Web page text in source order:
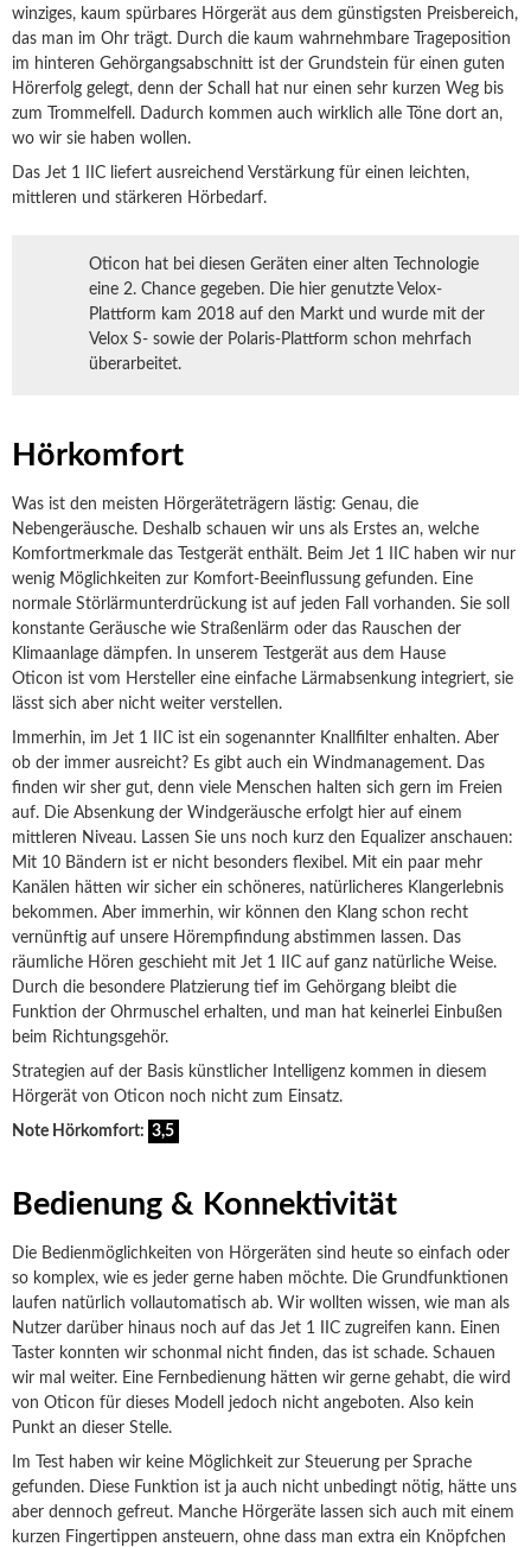
winziges, kaum spürbares Hörgerät aus dem günstigsten Preisbereich,
das man im Ohr trägt. Durch die kaum wahrnehmbare Trageposition
im hinteren Gehörgangsabschnitt ist der Grundstein für einen guten
Hörerfolg gelegt, denn der Schall hat nur einen sehr kurzen Weg bis
zum Trommelfell. Dadurch kommen auch wirklich alle Töne dort an,
wo wir sie haben wollen.
Das Jet 1 IIC liefert ausreichend Verstärkung für einen leichten,
mittleren und stärkeren Hörbedarf.
Oticon hat bei diesen Geräten einer alten Technologie
eine 2. Chance gegeben. Die hier genutzte Velox-
Plattform kam 2018 auf den Markt und wurde mit der
Velox S- sowie der Polaris-Plattform schon mehrfach
überarbeitet.
Hörkomfort
Was ist den meisten Hörgeräteträgern lästig: Genau, die
Nebengeräusche. Deshalb schauen wir uns als Erstes an, welche
Komfortmerkmale das Testgerät enthält. Beim Jet 1 IIC haben wir nur
wenig Möglichkeiten zur Komfort-Beeinflussung gefunden. Eine
normale Störlärmunterdrückung ist auf jeden Fall vorhanden. Sie soll
konstante Geräusche wie Straßenlärm oder das Rauschen der
Klimaanlage dämpfen. In unserem Testgerät aus dem Hause
Oticon ist vom Hersteller eine einfache Lärmabsenkung integriert, sie
lässt sich aber nicht weiter verstellen.
Immerhin, im Jet 1 IIC ist ein sogenannter Knallfilter enhalten. Aber
ob der immer ausreicht? Es gibt auch ein Windmanagement. Das
finden wir sher gut, denn viele Menschen halten sich gern im Freien
auf. Die Absenkung der Windgeräusche erfolgt hier auf einem
mittleren Niveau. Lassen Sie uns noch kurz den Equalizer anschauen:
Mit 10 Bändern ist er nicht besonders flexibel. Mit ein paar mehr
Kanälen hätten wir sicher ein schöneres, natürlicheres Klangerlebnis
bekommen. Aber immerhin, wir können den Klang schon recht
vernünftig auf unsere Hörempfindung abstimmen lassen. Das
räumliche Hören geschieht mit Jet 1 IIC auf ganz natürliche Weise.
Durch die besondere Platzierung tief im Gehörgang bleibt die
Funktion der Ohrmuschel erhalten, und man hat keinerlei Einbußen
beim Richtungsgehör.
Strategien auf der Basis künstlicher Intelligenz kommen in diesem
Hörgerät von Oticon noch nicht zum Einsatz.
Note Hörkomfort: 3,5
Bedienung & Konnektivität
Die Bedienmöglichkeiten von Hörgeräten sind heute so einfach oder
so komplex, wie es jeder gerne haben möchte. Die Grundfunktionen
laufen natürlich vollautomatisch ab. Wir wollten wissen, wie man als
Nutzer darüber hinaus noch auf das Jet 1 IIC zugreifen kann. Einen
Taster konnten wir schonmal nicht finden, das ist schade. Schauen
wir mal weiter. Eine Fernbedienung hätten wir gerne gehabt, die wird
von Oticon für dieses Modell jedoch nicht angeboten. Also kein
Punkt an dieser Stelle.
Im Test haben wir keine Möglichkeit zur Steuerung per Sprache
gefunden. Diese Funktion ist ja auch nicht unbedingt nötig, hätte uns
aber dennoch gefreut. Manche Hörgeräte lassen sich auch mit einem
kurzen Fingertippen ansteuern, ohne dass man extra ein Knöpfchen